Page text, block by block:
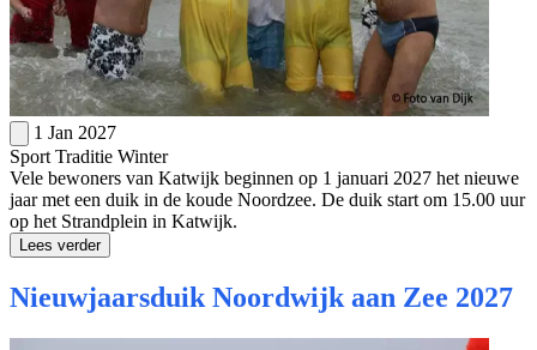
1 Jan 2027
Sport Traditie Winter
Vele bewoners van Katwijk beginnen op 1 januari 2027 het nieuwe
jaar met een duik in de koude Noordzee. De duik start om 15.00 uur
op het Strandplein in Katwijk.
Lees verder
Nieuwjaarsduik Noordwijk aan Zee 2027